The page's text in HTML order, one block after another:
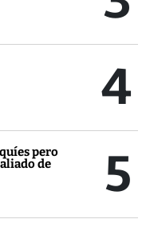
4
pero
de
5